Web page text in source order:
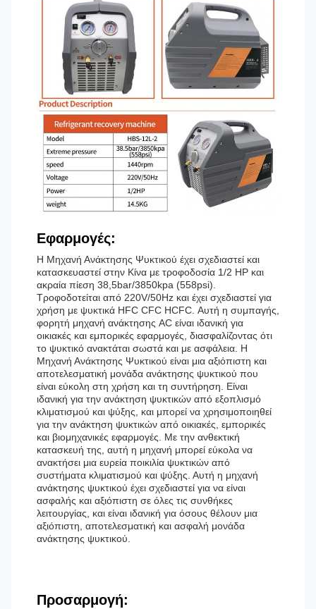
Εφαρμογές:
Η Μηχανή Ανάκτησης Ψυκτικού έχει σχεδιαστεί και
κατασκευαστεί στην Κίνα με τροφοδοσία 1/2 HP και
ακραία πίεση 38,5bar/3850kpa (558psi).
Τροφοδοτείται από 220V/50Hz και έχει σχεδιαστεί για
χρήση με ψυκτικά HFC CFC HCFC. Αυτή η συμπαγής,
φορητή μηχανή ανάκτησης AC είναι ιδανική για
οικιακές και εμπορικές εφαρμογές, διασφαλίζοντας ότι
το ψυκτικό ανακτάται σωστά και με ασφάλεια. Η
Μηχανή Ανάκτησης Ψυκτικού είναι μια αξιόπιστη και
αποτελεσματική μονάδα ανάκτησης ψυκτικού που
είναι εύκολη στη χρήση και τη συντήρηση. Είναι
ιδανική για την ανάκτηση ψυκτικών από εξοπλισμό
κλιματισμού και ψύξης, και μπορεί να χρησιμοποιηθεί
για την ανάκτηση ψυκτικών από οικιακές, εμπορικές
και βιομηχανικές εφαρμογές. Με την ανθεκτική
κατασκευή της, αυτή η μηχανή μπορεί εύκολα να
ανακτήσει μια ευρεία ποικιλία ψυκτικών από
συστήματα κλιματισμού και ψύξης. Αυτή η μηχανή
ανάκτησης ψυκτικού έχει σχεδιαστεί για να είναι
ασφαλής και αξιόπιστη σε όλες τις συνθήκες
λειτουργίας, και είναι ιδανική για όσους θέλουν μια
αξιόπιστη, αποτελεσματική και ασφαλή μονάδα
ανάκτησης ψυκτικού.
Προσαρμογή: